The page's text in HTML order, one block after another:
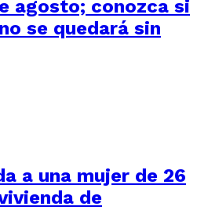
agosto; conozca si
se quedará sin
a una mujer de 26
de